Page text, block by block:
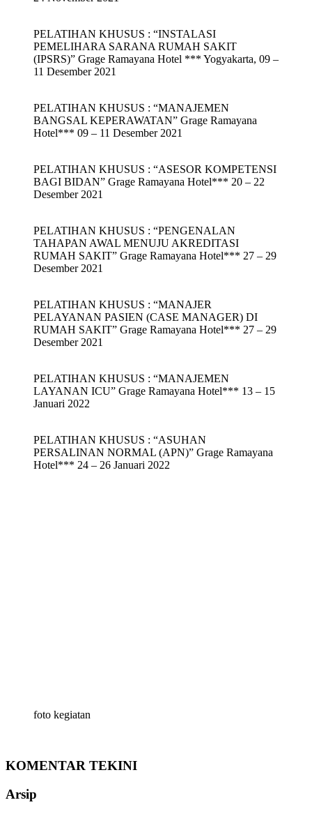
PELATIHAN KHUSUS : “INSTALASI
PEMELIHARA SARANA RUMAH SAKIT
(IPSRS)” Grage Ramayana Hotel *** Yogyakarta, 09 –
11 Desember 2021
PELATIHAN KHUSUS : “MANAJEMEN
BANGSAL KEPERAWATAN” Grage Ramayana
Hotel*** 09 – 11 Desember 2021
PELATIHAN KHUSUS : “ASESOR KOMPETENSI
BAGI BIDAN” Grage Ramayana Hotel*** 20 – 22
Desember 2021
PELATIHAN KHUSUS : “PENGENALAN
TAHAPAN AWAL MENUJU AKREDITASI
RUMAH SAKIT” Grage Ramayana Hotel*** 27 – 29
Desember 2021
PELATIHAN KHUSUS : “MANAJER
PELAYANAN PASIEN (CASE MANAGER) DI
RUMAH SAKIT” Grage Ramayana Hotel*** 27 – 29
Desember 2021
PELATIHAN KHUSUS : “MANAJEMEN
LAYANAN ICU” Grage Ramayana Hotel*** 13 – 15
Januari 2022
PELATIHAN KHUSUS : “ASUHAN
PERSALINAN NORMAL (APN)” Grage Ramayana
Hotel*** 24 – 26 Januari 2022
foto kegiatan
KOMENTAR TEKINI
Arsip